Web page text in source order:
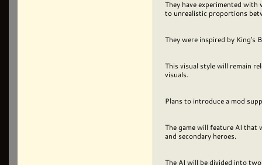
They have experimented
to unrealistic proportions
They were inspired by King's
This visual style will remain
visuals.
Plans to introduce a mod
The game will feature AI that
and secondary heroes.
The AI will be divided into